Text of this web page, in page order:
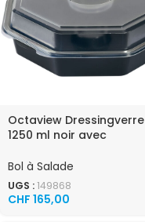
Octaview Dressingverre
1250 ml noir avec
/ carton
Bol à Salade
UGS :149868
CHF 165,00